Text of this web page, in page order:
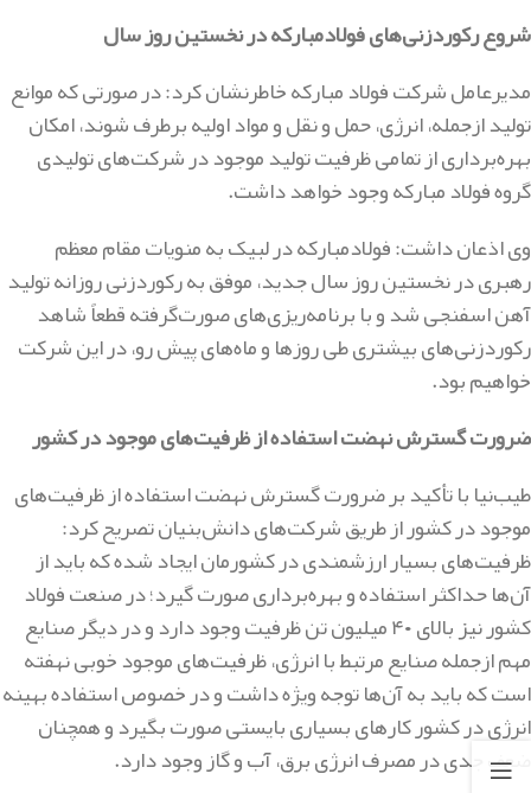
شروع رکوردزنی‌های فولادمبارکه در نخستین روز سال
مدیرعامل شرکت فولاد مبارکه خاطرنشان کرد: در صورتی که موانع
تولید ازجمله، انرژی، حمل و نقل و مواد اولیه برطرف شوند، امکان
بهره‌برداری از تمامی ظرفیت تولید موجود در شرکت‌های تولیدی
گروه فولاد مبارکه وجود خواهد داشت.
وی اذعان داشت: فولادمبارکه در لبیک به منویات مقام معظم
رهبری در نخستین روز سال جدید، موفق به رکوردزنی روزانه تولید
آهن اسفنجی شد و با برنامه‌ریزی‌های صورت‌گرفته قطعاً شاهد
رکوردزنی‌های بیشتری طی روزها و ماه‌های پیش رو، در این شرکت
خواهیم بود.
ضرورت گسترش نهضت استفاده از ظرفیت‌های موجود در کشور
طیب‌نیا با تأکید بر ضرورت گسترش نهضت استفاده از ظرفیت‌های
موجود در کشور از طریق شرکت‌های دانش‌بنیان تصریح کرد:
ظرفیت‌های بسیار ارزشمندی در کشورمان ایجاد شده که باید از
آن‌ها حداکثر استفاده و بهره‌برداری صورت گیرد؛ در صنعت فولاد
کشور نیز بالای۴۰میلیون تن ظرفیت وجود دارد و در دیگر صنایع
مهم ازجمله صنایع مرتبط با انرژی، ظرفیت‌های موجود خوبی نهفته
است که باید به آن‌ها توجه ویژه داشت و در خصوص استفاده بهینه
انرژی در کشور کارهای بسیاری بایستی صورت بگیرد و همچنان
ضعف جدی در مصرف انرژی برق، آب و گاز وجود دارد.